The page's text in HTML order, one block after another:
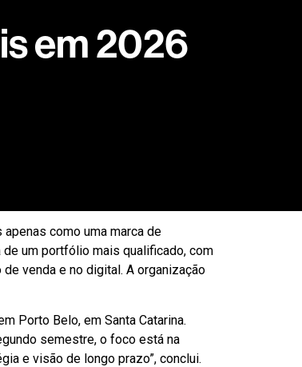
em 2026
como uma marca de
de um portfólio mais qualificado, com
venda e no digital. A organização
Porto Belo, em Santa Catarina.
semestre, o foco está na
e visão de longo prazo”, conclui.